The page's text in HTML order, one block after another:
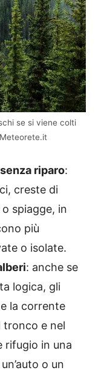
se si viene colti
riparo:
creste di
spiagge, in
più
o isolate.
: anche se
logica, gli
la corrente
tronco e nel
rifugio in una
o un